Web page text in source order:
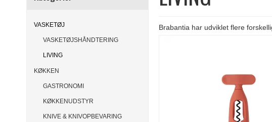
VASKETØJ
VASKETØJSHÅNDTERING
LIVING
KØKKEN
GASTRONOMI
KØKKENUDSTYR
KNIVE & KNIVOPBEVARING
Brabantia har udviklet flere